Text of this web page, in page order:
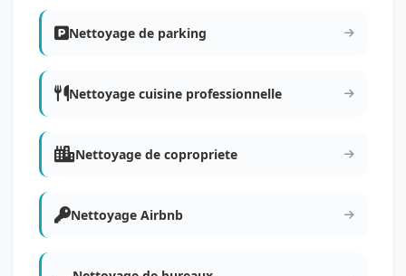
Nettoyage de parking
Nettoyage cuisine professionnelle
Nettoyage de copropriete
Nettoyage Airbnb